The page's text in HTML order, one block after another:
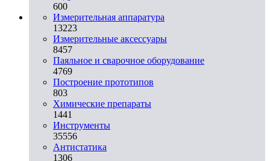
600
Измерительная аппаратура
13223
Измерительные аксессуары
8457
Паяльное и сварочное оборудование
4769
Построение прототипов
803
Химические препараты
1441
Инструменты
35556
Aнтистатика
1306